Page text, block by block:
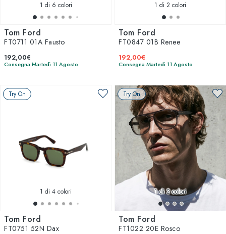
1 di 6 colori
Tom Ford
FT0711 01A Fausto
192,00€
Consegna Martedì 11 Agosto
1 di 2 colori
Tom Ford
FT0847 01B Renee
192,00€
Consegna Martedì 11 Agosto
Try On
1 di 4 colori
Tom Ford
FT0751 52N Dax
Try On
1di 2 colori
Tom Ford
FT1022 20E Rosco